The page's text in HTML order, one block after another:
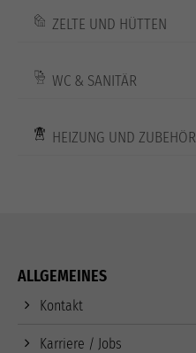
ZELTE UND HÜTTEN
WC & SANITÄR
HEIZUNG UND ZUBEHÖR
ALLGEMEINES
Kontakt
Karriere / Jobs